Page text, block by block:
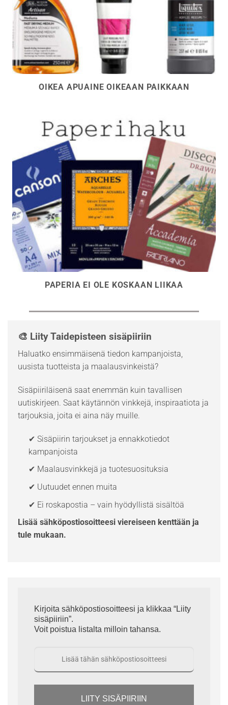
OIKEA APUAINE OIKEAAN PAIKKAAN
PAPERIA EI OLE KOSKAAN LIIKAA
🎨 Liity Taidepisteen sisäpiiriin
Haluatko ensimmäisenä tiedon kampanjoista,
uusista tuotteista ja maalausvinkeistä?
Sisäpiiriläisenä saat enemmän kuin tavallisen
uutiskirjeen. Saat käytännön vinkkejä, inspiraatiota ja
tarjouksia, joita ei aina näy muille.
✔ Sisäpiirin tarjoukset ja ennakkotiedot
kampanjoista
✔ Maalausvinkkejä ja tuotesuosituksia
✔ Uutuudet ennen muita
✔ Ei roskapostia – vain hyödyllistä sisältöä
Lisää sähköpostiosoitteesi viereiseen kenttään ja
tule mukaan.
Kirjoita sähköpostiosoitteesi ja klikkaa “Liity
sisäpiiriin”.
Voit poistua listalta milloin tahansa.
LIITY SISÄPIIRIIN